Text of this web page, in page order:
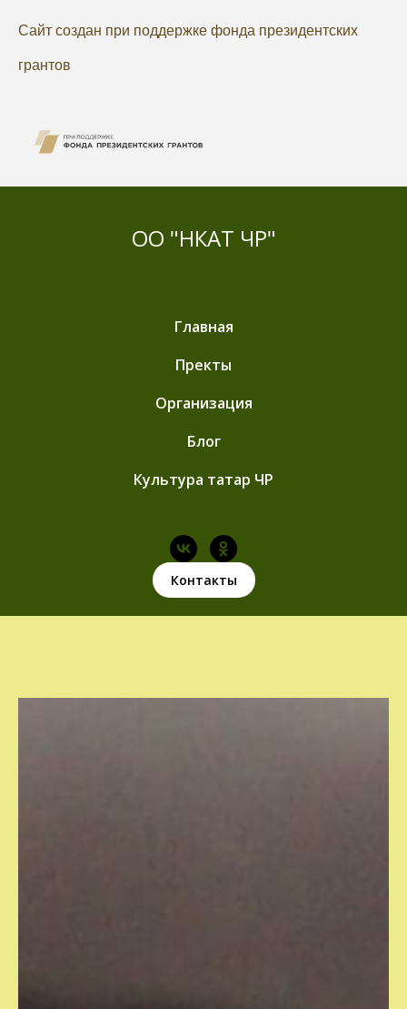
Сайт создан при поддержке фонда президентских
грантов
ОО "НКАТ ЧР"
Главная
Пректы
Организация
Блог
Культура татар ЧР
Контакты